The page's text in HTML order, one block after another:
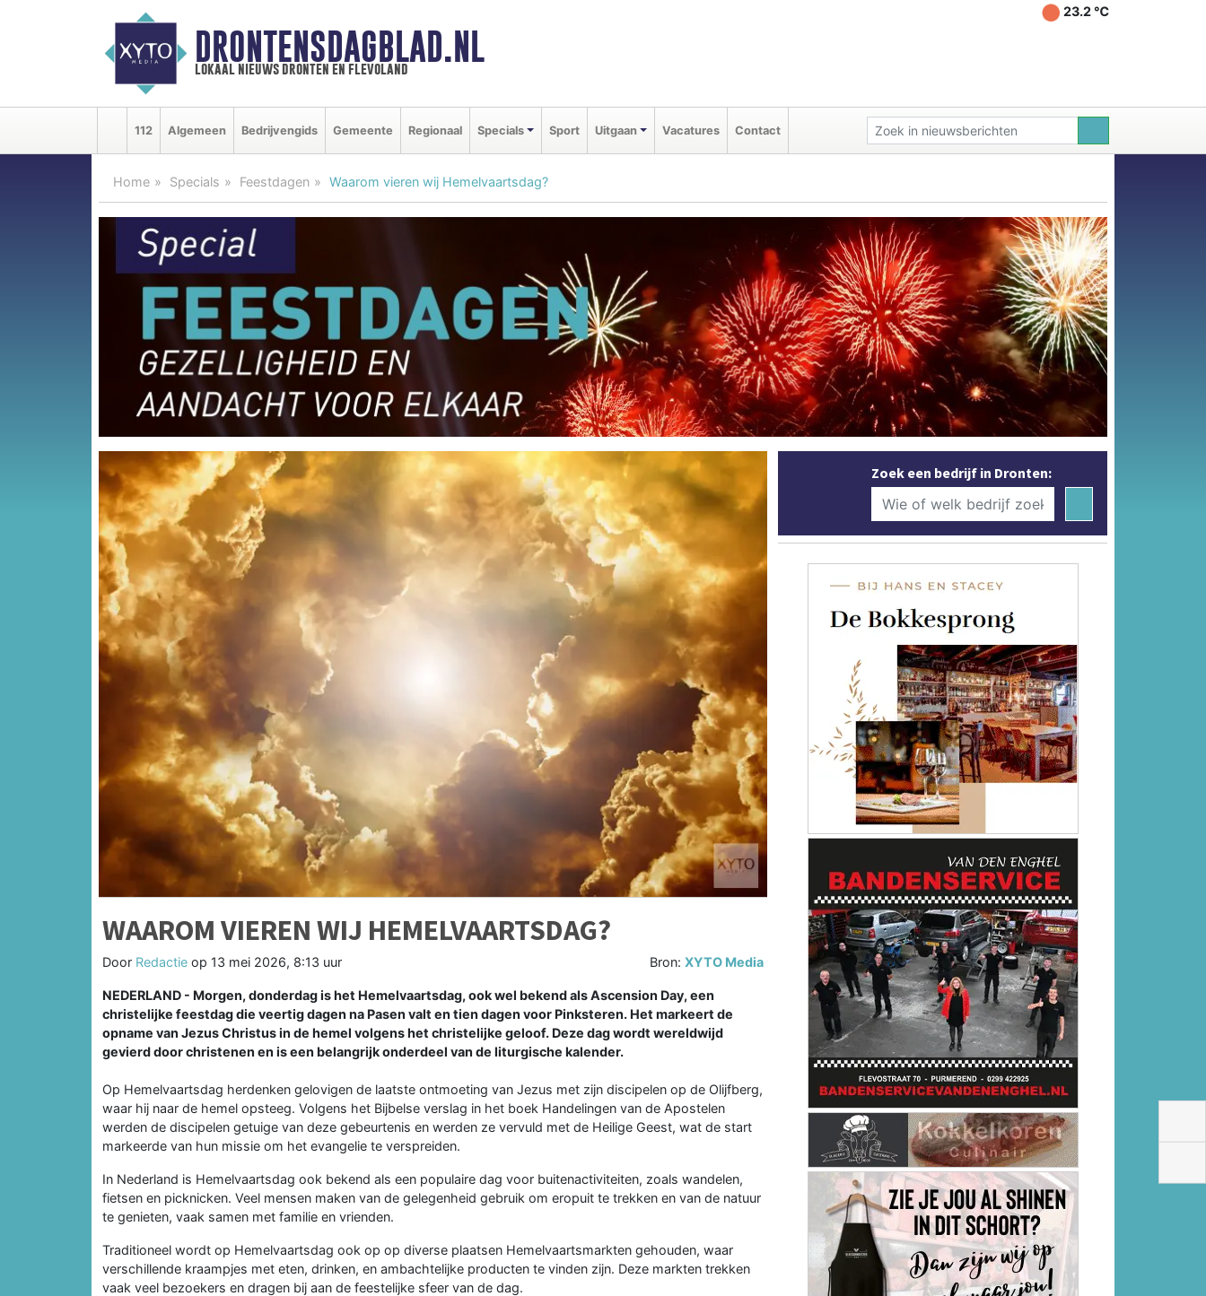
DRONTENSDAGBLAD.NL
lokaal nieuws dronten en flevoland
23.2 ℃
112 Algemeen Bedrijvengids Gemeente Regionaal Specials Sport Uitgaan Vacatures Contact
Home Specials Feestdagen Waarom vieren wij Hemelvaartsdag?
WAAROM VIEREN WIJ HEMELVAARTSDAG?
Door Redactie op 13 mei 2026, 8:13 uur Bron:XYTO Media
NEDERLAND - Morgen, donderdag is het Hemelvaartsdag, ook wel bekend als Ascension Day, een
christelijke feestdag die veertig dagen na Pasen valt en tien dagen voor Pinksteren. Het markeert de
opname van Jezus Christus in de hemel volgens het christelijke geloof. Deze dag wordt wereldwijd
gevierd door christenen en is een belangrijk onderdeel van de liturgische kalender.
Op Hemelvaartsdag herdenken gelovigen de laatste ontmoeting van Jezus met zijn discipelen op de Olijfberg,
waar hij naar de hemel opsteeg. Volgens het Bijbelse verslag in het boek Handelingen van de Apostelen
werden de discipelen getuige van deze gebeurtenis en werden ze vervuld met de Heilige Geest, wat de start
markeerde van hun missie om het evangelie te verspreiden.
In Nederland is Hemelvaartsdag ook bekend als een populaire dag voor buitenactiviteiten, zoals wandelen,
fietsen en picknicken. Veel mensen maken van de gelegenheid gebruik om eropuit te trekken en van de natuur
te genieten, vaak samen met familie en vrienden.
Traditioneel wordt op Hemelvaartsdag ook op op diverse plaatsen Hemelvaartsmarkten gehouden, waar
verschillende kraampjes met eten, drinken, en ambachtelijke producten te vinden zijn. Deze markten trekken
vaak veel bezoekers en dragen bij aan de feestelijke sfeer van de dag.
Zoek een bedrijf in Dronten: